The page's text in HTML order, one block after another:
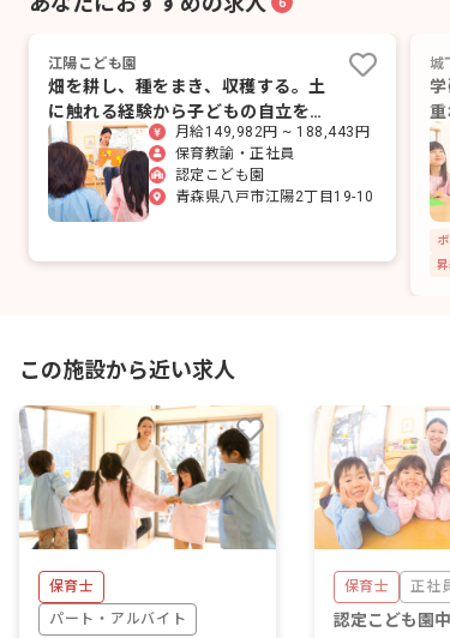
江陽こども園
畑を耕し、種をまき、収穫する。土
に触れる経験から子どもの自立を育
むこども園です。月給149,982円 ~ 188,443円
保育教諭・正社員
認定こども園
青森県八戸市江陽2丁目19-10
城
も
昇
この施設から近い求人
保育士
パート・アルバイト
保育士 正社員
認定こども園